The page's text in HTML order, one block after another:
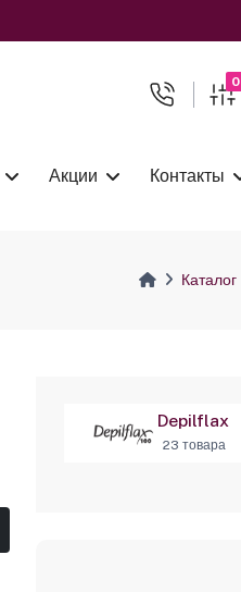
0
Акции Контакты
Каталог
Depilflax
23 товара